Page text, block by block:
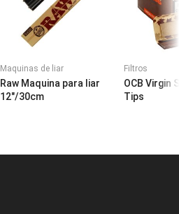
Maquinas de liar
Raw Maquina para liar
12″/30cm
Filtros
OCB Virgin
Tips